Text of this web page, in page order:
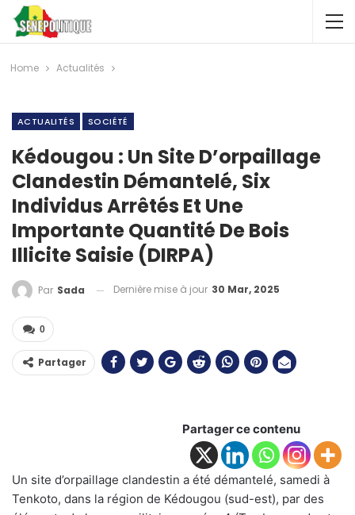
Home Actualités
ACTUALITÉS SOCIÉTÉ
Kédougou : Un Site D’orpaillage
Clandestin Démantelé, Six
Individus Arrêtés Et Une
Importante Quantité De Bois
Illicite Saisie (DIRPA)
Par Sada Dernière mise à jour 30 Mar, 2025
0
Partager
Partager ce contenu
Un site d’orpaillage clandestin a été démantelé, samedi à
Tenkoto, dans la région de Kédougou (sud-est), par des